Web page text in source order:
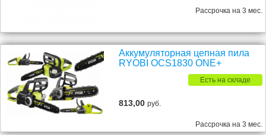
Рассрочка на 3 мес.
Аккумуляторная цепная пила
RYOBI OCS1830 ONE+
Есть на складе
813,00руб.
Рассрочка на 3 мес.